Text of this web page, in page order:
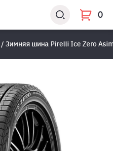
0
Зимняя шина Pirelli Ice Zero